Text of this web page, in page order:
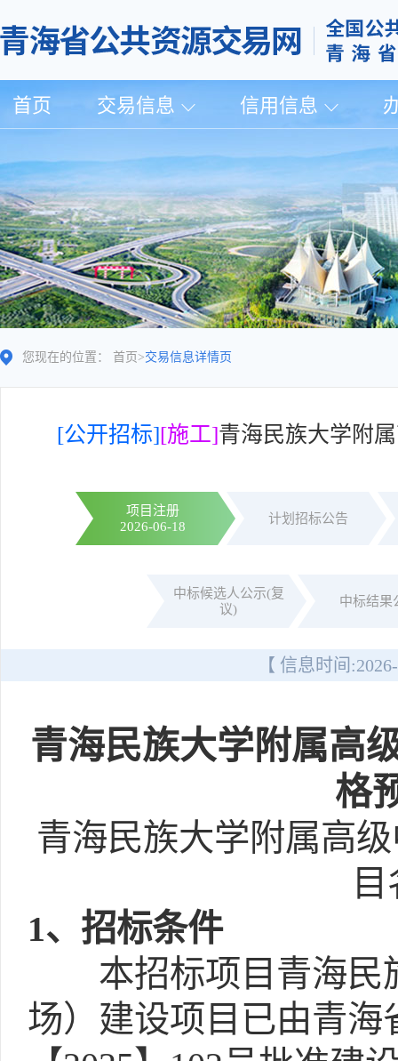
首页 交易信息 信用信息
您现在的位置： 首页 >交易信息详情页
[公开招标][施工]青海民族大学附
项目注册
2026-06-18
计划招标公告
中标候选人公示(复
议)
中标结果
【 信息时间:
青海民族大学附属高
格
青海民族大学附属高
1、招标条件
本招标项目青海民
场）建设项目已由青